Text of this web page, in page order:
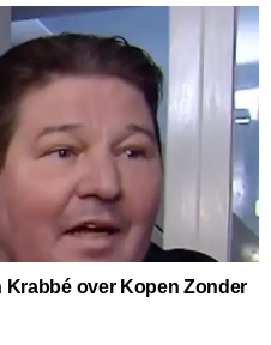
Krabbé over Kopen Zonder